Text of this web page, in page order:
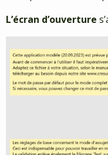
L’écran d’ouverture